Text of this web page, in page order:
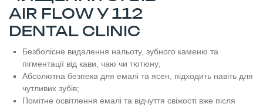
AIR FLOW У 112
DENTAL CLINIC
Безболісне видалення нальоту, зубного каменю та
пігментації від кави, чаю чи тютюну;
Абсолютна безпека для емалі та ясен, підходить навіть для
чутливих зубів;
Помітне освітлення емалі та відчуття свіжості вже після